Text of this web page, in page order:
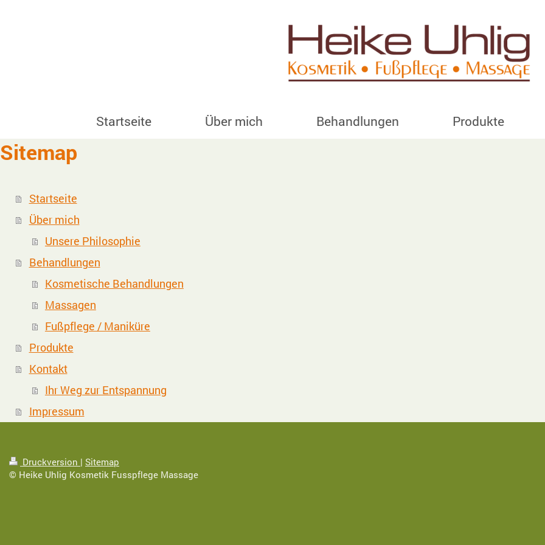
Startseite Über mich Behandlungen Produkte
Sitemap
Startseite
Über mich
Unsere Philosophie
Behandlungen
Kosmetische Behandlungen
Massagen
Fußpflege / Maniküre
Produkte
Kontakt
Ihr Weg zur Entspannung
Impressum
Druckversion | Sitemap
© Heike Uhlig Kosmetik Fusspflege Massage